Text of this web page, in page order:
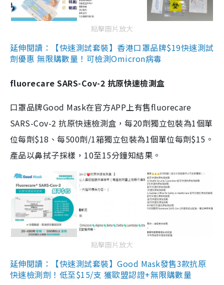
點擊圖片放大
延伸閱讀：【快速測試套裝】香港口罩品牌$19快速測試
劑優惠 無限購數量！可檢測Omicron病毒
fluorecare SARS-Cov-2 抗原快速檢測盒
口罩品牌Good Mask在官方APP上有售fluorecare
SARS-Cov-2 抗原快速檢測盒，每20劑獨立包裝為1個單
位每劑$18、每500劑/1箱獨立包裝為1個單位每劑$15。
產品以鼻拭子採樣，10至15分鐘知結果。
點擊圖片放大
延伸閱讀：【快速測試套裝】Good Mask發售3款抗原
快速檢測劑！低至$15/支 獲歐盟認證+無限購數量